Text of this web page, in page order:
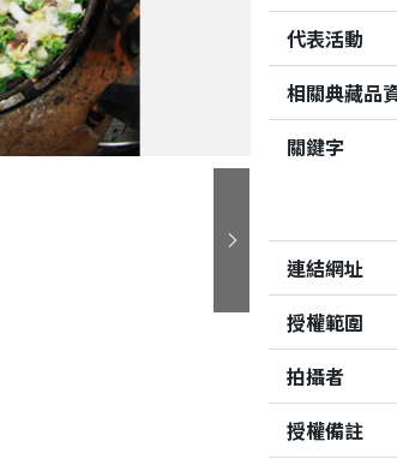
下一張
代表活動
相關典藏品
關鍵字
連結網址
授權範圍
拍攝者
授權備註